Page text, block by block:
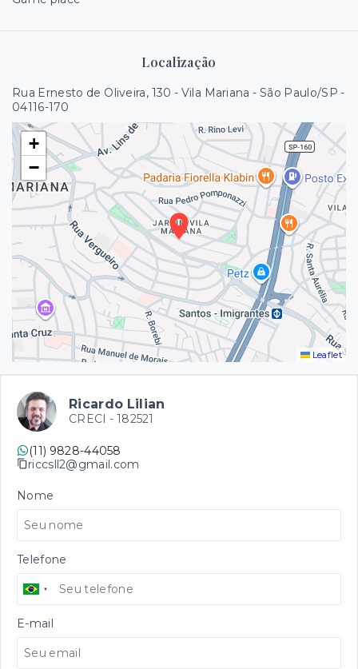
Localização
Rua Ernesto de Oliveira, 130 - Vila Mariana - São Paulo/SP -
04116-170
+
−
Leaflet
Ricardo Lilian
CRECI - 182521
(11) 9828-44058
riccsll2@gmail.com
Nome
Telefone
E-mail